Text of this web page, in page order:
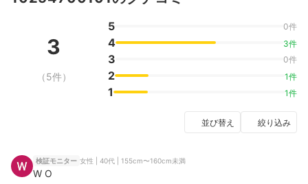
3
（5件）
5 0件
4 3件
3 0件
2 1件
1 1件
並び替え 絞り込み
検証モニター 女性 | 40代 | 155cm〜160cm未満
W O